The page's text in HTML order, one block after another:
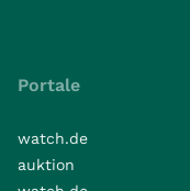
Portale
watch.de
auktion